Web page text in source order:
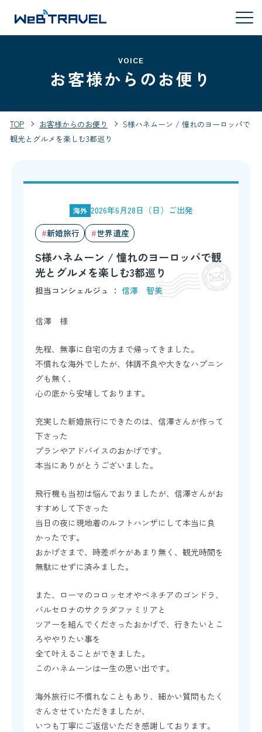
VOICE
お客様からのお便り
TOP お客様からのお便り
S様ハネムーン / 憧れのヨーロッパで
観光とグルメを楽しむ3都巡り
海外 2026年6月28日（日）ご出発
新婚旅行
世界遺産
S様ハネムーン / 憧れのヨーロッパで観
光とグルメを楽しむ3都巡り
担当コンシェルジュ ： 信澤 智美
信澤 様
先程、無事に自宅の方まで帰ってきました。
不慣れな海外でしたが、体調不良や大きなハプニン
グも無く、
心の底から安堵しております。
充実した新婚旅行にできたのは、信澤さんが作って
下さった
プランやアドバイスのおかげです。
本当にありがとうございました。
飛行機も当初は悩んでおりましたが、信澤さんがお
すすめして下さった
当日の夜に現地着のルフトハンザにして本当に良
かったです。
おかげさまで、時差ボケがあまり無く、観光時間を
無駄にせずに済みました。
また、ローマのコロッセオやベネチアのゴンドラ、
バルセロナのサクラダファミリアと
ツアーを組んでくださったおかげで、行きたいとこ
ろややりたい事を
全て叶えることができました。
このハネムーンは一生の思い出です。
海外旅行に不慣れなこともあり、細かい質問もたく
さんさせていただきましたが、
いつも丁寧にご返信いただき感謝しております。